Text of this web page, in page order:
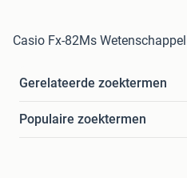
Casio Fx-82Ms
Gerelateerde zoektermen
Populaire zoektermen